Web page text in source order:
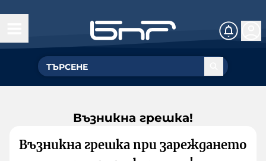
Възникна грешка!
Възникна грешка при зареждането